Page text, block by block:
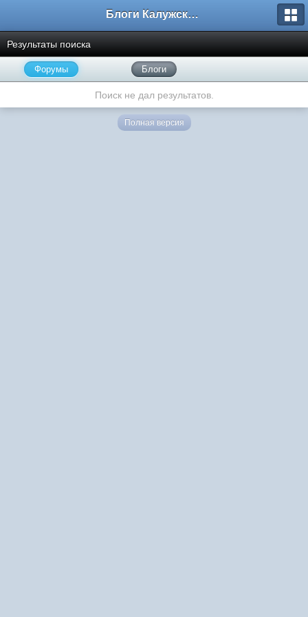
Блоги Калужского перекрестка
Результаты поиска
Форумы Блоги
Поиск не дал результатов.
Полная версия